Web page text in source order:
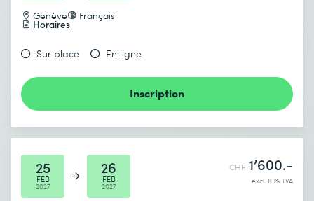
Genève Français
Horaires
Sur place En ligne
Inscription
25
FEB
2027
26
FEB
2027
CHF 1’600.-
excl. 8.1% TVA